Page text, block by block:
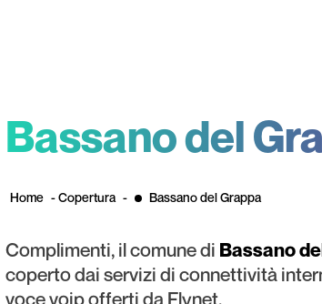
Bassano del
Home -Copertura - Bassano del Grappa
Complimenti, il comune di Bassano
coperto dai servizi di connettività
voce voip offerti da Flynet.